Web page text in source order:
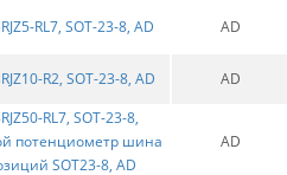
RL7, SOT-23-8, AD AD
R2, SOT-23-8, AD AD
RL7, SOT-23-8,
потенциометр шина
SOT23-8, AD
AD